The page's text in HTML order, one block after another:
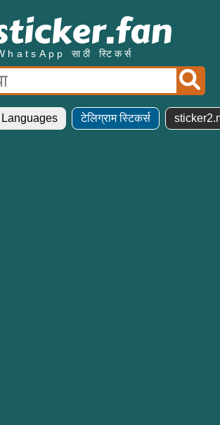
साठी स्टिकर्स
Languages टेलिग्राम स्टिकर्स